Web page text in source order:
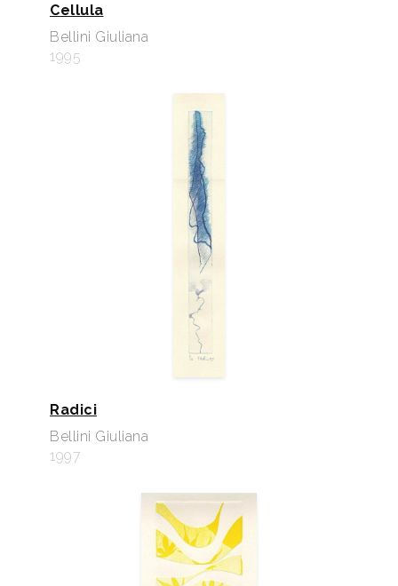
Cellula
Bellini Giuliana
1995
Radici
Bellini Giuliana
1997